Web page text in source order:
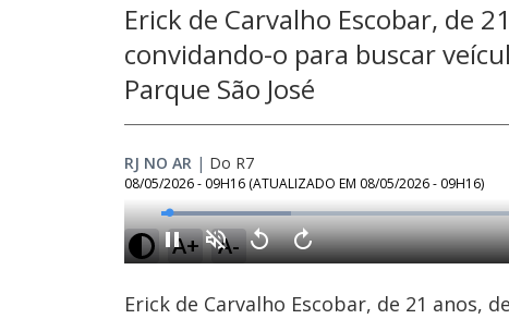
Erick de Carvalho Escobar, de
convidando-o para buscar
Parque São José
RJ NO AR | Do R7
08/05/2026 - 09H16 (ATUALIZADO EM 08/05/2026 - 09H16)
A+ A-
Ativar
Som
Loaded:
17.89%
Erick de Carvalho Escobar, de 21 anos,